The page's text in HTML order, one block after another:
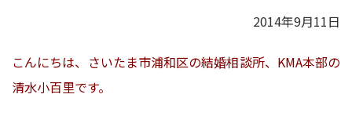
2014年9月11日
こんにちは、さいたま市浦和区の結婚相談所、KMA本部の
清水小百里です。